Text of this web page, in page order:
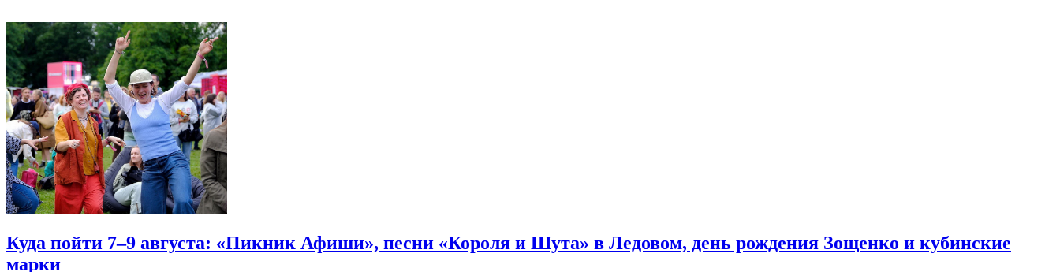
Куда пойти 7–9 августа: «Пикник Афиши», песни «Короля и Шута» в Ледовом, день рождения Зощенко и кубинские
марки